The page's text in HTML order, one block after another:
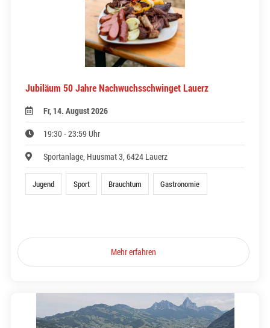
Jubiläum 50 Jahre Nachwuchsschwinget Lauerz
Fr, 14. August 2026
19:30 - 23:59 Uhr
Sportanlage, Huusmat 3, 6424 Lauerz
Jugend Sport Brauchtum Gastronomie
Mehr erfahren